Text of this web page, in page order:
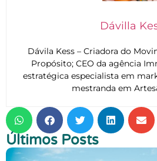
Dávilla
Dávila Kess – Criadora do
Propósito; CEO da agência
estratégica especialista em
mestranda em
Últimos Posts